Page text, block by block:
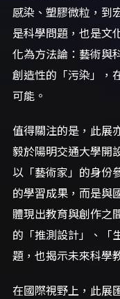
感染、塑膠微粒，到
是科學問題，也是文
化為方法論：藝術與
創造性的「污染」，
可能。
值得關注的是，此展
毅於陽明交通大學開
以「藝術家」的身份
的學習成果，而是與
體現出教育與創作之
的「推測設計」、「
題，也揭示未來科學
在國際視野上，此展